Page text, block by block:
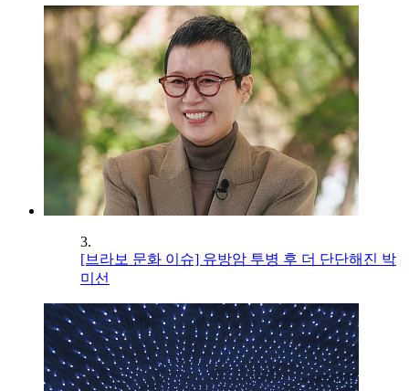
3.
[브라보 문화 이슈] 유방암 투병 후 더 단단해진 박
미선